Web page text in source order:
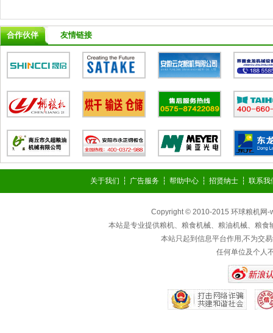
合作伙伴 友情链接
关于我们 ┆ 广告服务 ┆ 帮助中心 ┆ 招贤纳士 ┆ 联系我
Copyright © 2010-2015 环球粮机网-
本站是专业提供粮机、粮食机械、粮油机械、粮
本站只起到信息平台作用,不为交
任何单位及个人